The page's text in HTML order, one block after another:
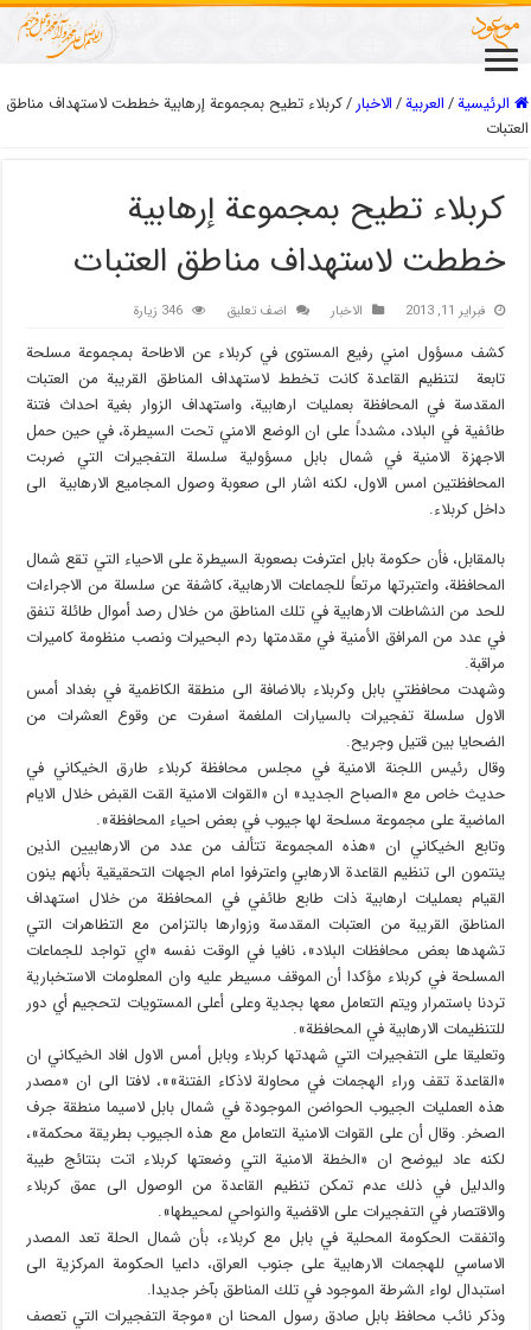
الرئيسية/العربیة/الاخبار/كربلاء تطيح بمجموعة إرهابية خططت لاستهداف مناطق
العتبات
كربلاء تطيح بمجموعة إرهابية
خططت لاستهداف مناطق العتبات
فبراير 11, 2013 الاخبار اضف تعليق 346 زيارة
كشف مسؤول امني رفيع المستوى في كربلاء عن الاطاحة بمجموعة مسلحة
تابعة لتنظيم القاعدة كانت تخطط لاستهداف المناطق القريبة من العتبات
المقدسة في المحافظة بعمليات ارهابية، واستهداف الزوار بغية احداث فتنة
طائفية في البلاد، مشدداً على ان الوضع الامني تحت السيطرة، في حين حمل
الاجهزة الامنية في شمال بابل مسؤولية سلسلة التفجيرات التي ضربت
المحافظتين امس الاول، لكنه اشار الى صعوبة وصول المجاميع الارهابية الى
داخل كربلاء.
بالمقابل، فأن حكومة بابل اعترفت بصعوبة السيطرة على الاحياء التي تقع شمال
المحافظة، واعتبرتها مرتعاً للجماعات الارهابية، كاشفة عن سلسلة من الاجراءات
للحد من النشاطات الارهابية في تلك المناطق من خلال رصد أموال طائلة تنفق
في عدد من المرافق الأمنية في مقدمتها ردم البحيرات ونصب منظومة كاميرات
مراقبة.
وشهدت محافظتي بابل وكربلاء بالاضافة الى منطقة الكاظمية في بغداد أمس
الاول سلسلة تفجيرات بالسيارات الملغمة اسفرت عن وقوع العشرات من
الضحايا بين قتيل وجريح.
وقال رئيس اللجنة الامنية في مجلس محافظة كربلاء طارق الخيكاني في
حديث خاص مع «الصباح الجديد» ان «القوات الامنية القت القبض خلال الايام
الماضية على مجموعة مسلحة لها جيوب في بعض احياء المحافظة».
وتابع الخيكاني ان «هذه المجموعة تتألف من عدد من الارهابيين الذين
ينتمون الى تنظيم القاعدة الارهابي واعترفوا امام الجهات التحقيقية بأنهم ينون
القيام بعمليات ارهابية ذات طابع طائفي في المحافظة من خلال استهداف
المناطق القريبة من العتبات المقدسة وزوارها بالتزامن مع التظاهرات التي
تشهدها بعض محافظات البلاد»، نافيا في الوقت نفسه «اي تواجد للجماعات
المسلحة في كربلاء مؤكدا أن الموقف مسيطر عليه وان المعلومات الاستخبارية
تردنا باستمرار ويتم التعامل معها بجدية وعلى أعلى المستويات لتحجيم أي دور
للتنظيمات الارهابية في المحافظة».
وتعليقا على التفجيرات التي شهدتها كربلاء وبابل أمس الاول افاد الخيكاني ان
«القاعدة تقف وراء الهجمات في محاولة لاذكاء الفتنة»»، لافتا الى ان «مصدر
هذه العمليات الجيوب الحواضن الموجودة في شمال بابل لاسيما منطقة جرف
الصخر. وقال أن على القوات الامنية التعامل مع هذه الجيوب بطريقة محكمة»،
لكنه عاد ليوضح ان «الخطة الامنية التي وضعتها كربلاء اتت بنتائج طيبة
والدليل في ذلك عدم تمكن تنظيم القاعدة من الوصول الى عمق كربلاء
والاقتصار في التفجيرات على الاقضية والنواحي لمحيطها».
واتفقت الحكومة المحلية في بابل مع كربلاء، بأن شمال الحلة تعد المصدر
الاساسي للهجمات الارهابية على جنوب العراق، داعيا الحكومة المركزية الى
استبدال لواء الشرطة الموجود في تلك المناطق بآخر جديدا.
وذكر نائب محافظ بابل صادق رسول المحنا ان «موجة التفجيرات التي تعصف